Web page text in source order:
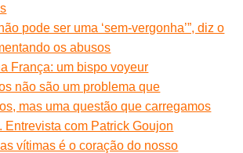
pode ser uma ‘sem-vergonha’”, diz o
os abusos
França: um bispo voyeur
não são um problema que
mas uma questão que carregamos
Entrevista com Patrick Goujon
vítimas é o coração do nosso